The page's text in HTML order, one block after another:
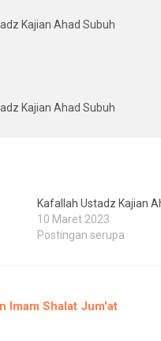
Kajian Ahad Subuh
Kajian Ahad Subuh
Kafallah Ustadz Kajian
10 Maret 2023
Postingan serupa
Imam Shalat Jum'at